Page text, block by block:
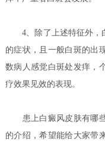
4、除了上述特征外，
的症状，且一般白斑的出
数病人感觉白斑处发痒，
疗效果见效的表现。
患上白癜风皮肤有哪
的介绍，希望能给大家带